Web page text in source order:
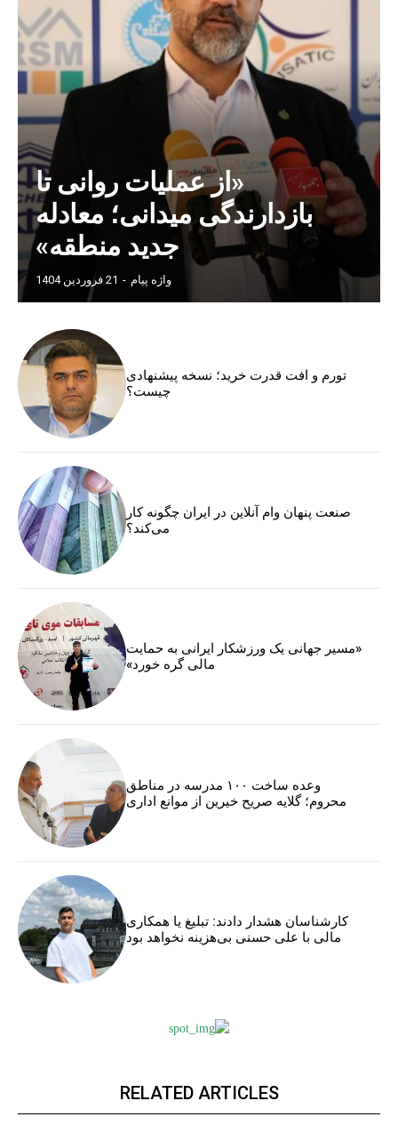
«از عملیات روانی تا
بازدارندگی میدانی؛ معادله
جدید منطقه»
واژه پیام - 21 فروردین 1404
تورم و افت قدرت خرید؛ نسخه پیشنهادی
چیست؟
صنعت پنهان وام آنلاین در ایران چگونه کار
می‌کند؟
«مسیر جهانی یک ورزشکار ایرانی به حمایت
مالی گره خورد»
وعده ساخت ۱۰۰ مدرسه در مناطق
محروم؛ گلایه صریح خیرین از موانع اداری
کارشناسان هشدار دادند: تبلیغ یا همکاری
مالی با علی حسنی بی‌هزینه نخواهد بود
RELATED ARTICLES